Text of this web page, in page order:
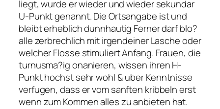
liegt, wurde er wieder und wieder sekundar
U-Punkt genannt. Die Ortsangabe ist und
bleibt erheblich dunnhautig Ferner darf blo?
alle zerbrechlich mit irgendeiner Lasche oder
welcher Flosse stimuliert Anfang. Frauen, die
turnusma?ig onanieren, wissen ihren H-
Punkt hochst sehr wohl & uber Kenntnisse
verfugen, dass er vom sanften kribbeln erst
wenn zum Kommen alles zu anbieten hat.